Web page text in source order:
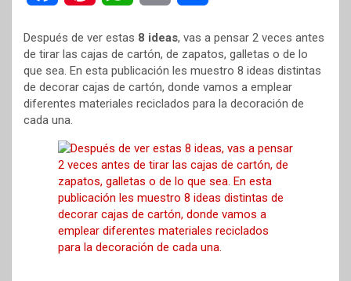
c
e
b
o
o
k
n
t
r
e
s
a
t
A
p
p
a
i
m
p
r
t
i
Después de ver estas 8 ideas, vas a pensar 2 veces antes
de tirar las cajas de cartón, de zapatos, galletas o de lo
que sea. En esta publicación les muestro 8 ideas distintas
de decorar cajas de cartón, donde vamos a emplear
diferentes materiales reciclados para la decoración de
cada una.